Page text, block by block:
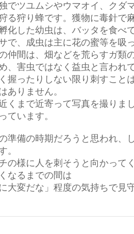
でツユムシやウマオイ、クダ
る狩り蜂です。獲物に毒針で
化した幼虫は、バッタを食べ
で、成虫は主に花の蜜等を吸
仲間は、畑などを荒らすガ類
、害虫ではなく益虫と言われ
握ったりしない限り刺すこと
ありません。
くまで近寄って写真を撮りま
ています。
準備の時期だろうと思われ、
。
の様に人を刺そうと向かって
なるまでの間は
に大変だな」程度の気持ちで見